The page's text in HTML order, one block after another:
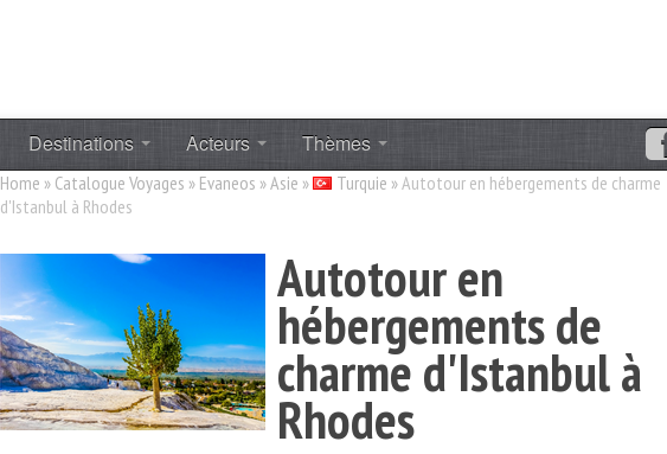
Destinations Acteurs Thèmes
Home » Catalogue Voyages » Evaneos »Asie » Turquie »Autotour en hébergements de charme
d'Istanbul à Rhodes
Autotour en
hébergements de
charme d'Istanbul à
Rhodes